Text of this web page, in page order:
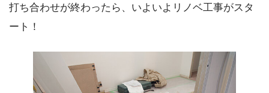
打ち合わせが終わったら、いよいよリノベ工事がスタ
ート！